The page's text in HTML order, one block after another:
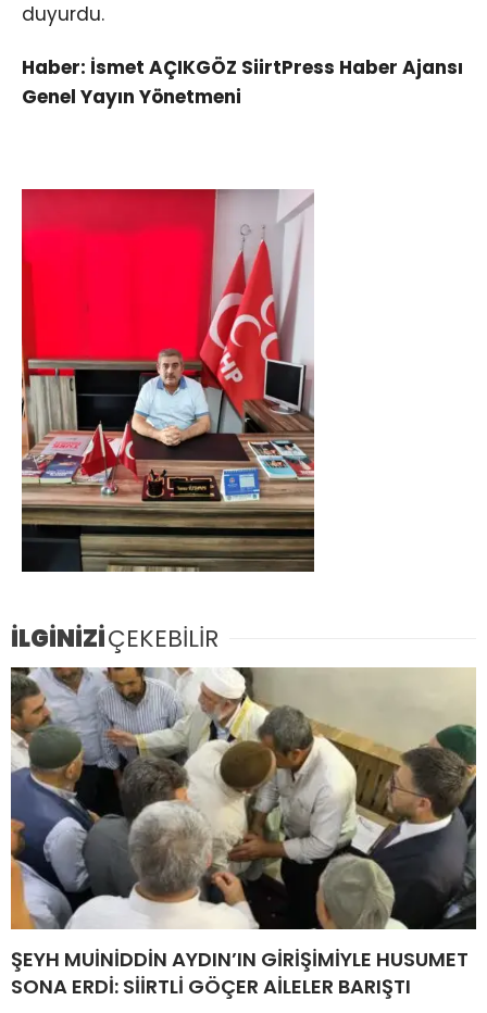
duyurdu.
Haber: İsmet AÇIKGÖZ SiirtPress Haber Ajansı
Genel Yayın Yönetmeni
İLGİNİZİÇEKEBİLİR
ŞEYH MUİNİDDİN AYDIN’IN GİRİŞİMİYLE HUSUMET
SONA ERDİ: SİİRTLİ GÖÇER AİLELER BARIŞTI